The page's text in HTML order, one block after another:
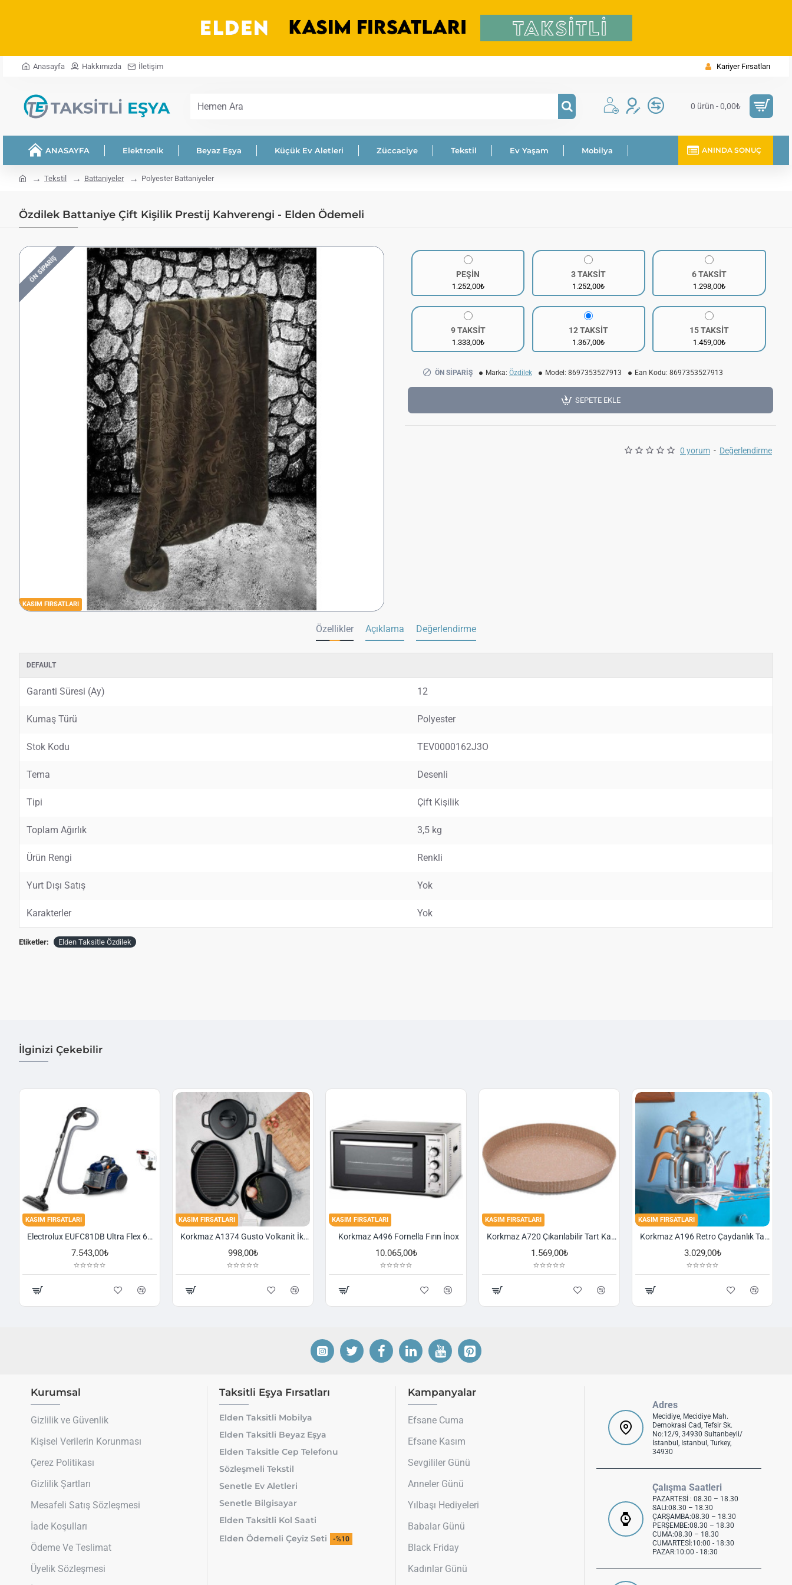
Anasayfa Hakkımızda İletişim Kariyer Fırsatları
Hemen
0 ürün - 0,00₺
ANASAYFA Elektronik Beyaz Eşya Küçük Ev Aletleri Züccaciye Tekstil Ev Yaşam Mobilya ANINDA SONUÇ
homeTekstil Battaniyeler Polyester Battaniyeler
Özdilek Battaniye Çift Kişilik Prestij Kahverengi - Elden Ödemeli
KASIM FIRSATLARI
ÖN SIPARIŞ
0 yorum - Değerlendirme
PEŞİN
1.252,00₺
3 TAKSİT
1.252,00₺
6 TAKSİT
1.298,00₺
9 TAKSİT
1.333,00₺
12 TAKSİT
1.367,00₺
15 TAKSİT
1.459,00₺
ÖN SIPARIŞ Marka: Özdilek Model: 8697353527913 Ean Kodu: 8697353527913
SEPETE EKLE
Özellikler Açıklama Değerlendirme
DEFAULT
Garanti Süresi (Ay) 12
Kumaş Türü Polyester
Stok Kodu TEV0000162J3O
Tema Desenli
Tipi Çift Kişilik
Toplam Ağırlık 3,5 kg
Ürün Rengi Renkli
Yurt Dışı Satış Yok
Karakterler Yok
Etiketler: Elden Taksitle Özdilek
İlginizi Çekebilir
KASIM FIRSATLARI
Electrolux EUFC81DB Ultra Flex 650 W Toz Torbasız Süpürge
7.543,00₺
KASIM FIRSATLARI
Korkmaz A1374 Gusto Volkanit İki Kulplu Oval Tava
998,00₺
KASIM FIRSATLARI
Korkmaz A496 Fornella Fırın İnox
10.065,00₺
KASIM FIRSATLARI
Korkmaz A720 Çıkarılabilir Tart Kalıbı Granit 29,5 cm
1.569,00₺
KASIM FIRSATLARI
Korkmaz A196 Retro Çaydanlık Takımı
3.029,00₺
Kurumsal
Gizlilik ve Güvenlik
Kişisel Verilerin Korunması
Çerez Politikası
Gizlilik Şartları
Mesafeli Satış Sözleşmesi
İade Koşulları
Ödeme Ve Teslimat
Üyelik Sözleşmesi
Taksitli Eşya Fırsatları
Elden Taksitli Mobilya
Elden Taksitli Beyaz Eşya
Elden Taksitle Cep Telefonu
Sözleşmeli Tekstil
Senetle Ev Aletleri
Senetle Bilgisayar
Elden Taksitli Kol Saati
Elden Ödemeli Çeyiz Seti
-%10
Kampanyalar
Efsane Cuma
Efsane Kasım
Sevgililer Günü
Anneler Günü
Yılbaşı Hediyeleri
Babalar Günü
Black Friday
Kadınlar Günü
Adres
Mecidiye, Mecidiye Mah.
Demokrasi Cad, Tefsir Sk.
No:12/9, 34930 Sultanbeyli/
İstanbul, Istanbul, Turkey,
34930
Çalışma Saatleri
PAZARTESİ : 08.30 – 18.30
SALI:08.30 – 18.30
ÇARŞAMBA:08.30 – 18.30
PERŞEMBE:08.30 – 18.30
CUMA:08.30 – 18.30
CUMARTESİ:10:00 - 18:30
PAZAR:10:00 - 18:30